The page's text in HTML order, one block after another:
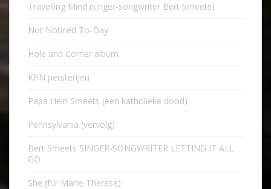
Travelling Mind (singer-songwriter Bert Smeets)
Not Noticed To-Day
Hole and Corner album
KPN persterijen
Papa Hein Smeets (een katholieke dood)
Pennsylvania (vervolg)
Bert Smeets SINGER-SONGWRITER LETTING IT ALL
GO
She (für Marie-Therese)